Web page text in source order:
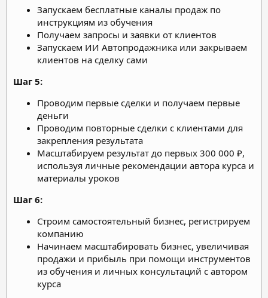
Запускаем бесплатные каналы продаж по
инструкциям из обучения
Получаем запросы и заявки от клиентов
Запускаем ИИ Автопродажника или закрываем
клиентов на сделку сами
Шаг 5:
Проводим первые сделки и получаем первые
деньги
Проводим повторные сделки с клиентами для
закрепления результата
Масштабируем результат до первых 300 000 ₽,
используя личные рекомендации автора курса и
материалы уроков
Шаг 6:
Строим самостоятельный бизнес, регистрируем
компанию
Начинаем масштабировать бизнес, увеличивая
продажи и прибыль при помощи инструментов
из обучения и личных консультаций с автором
курса